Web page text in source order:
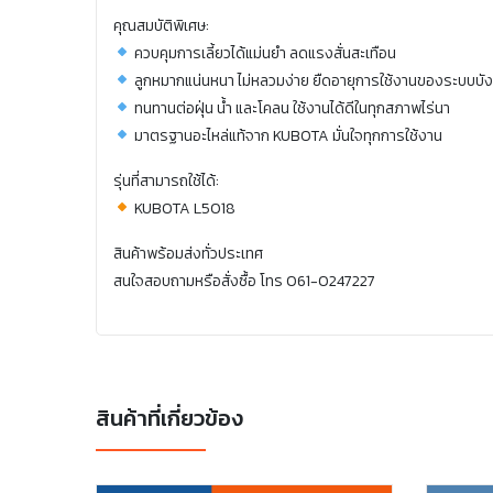
คุณสมบัติพิเศษ:
ควบคุมการเลี้ยวได้แม่นยำ ลดแรงสั่นสะเทือน
ลูกหมากแน่นหนา ไม่หลวมง่าย ยืดอายุการใช้งานของระบบบั
ทนทานต่อฝุ่น น้ำ และโคลน ใช้งานได้ดีในทุกสภาพไร่นา
มาตรฐานอะไหล่แท้จาก KUBOTA มั่นใจทุกการใช้งาน
รุ่นที่สามารถใช้ได้:
KUBOTA L5018
สินค้าพร้อมส่งทั่วประเทศ
สนใจสอบถามหรือสั่งซื้อ โทร 061-0247227
สินค้าที่เกี่ยวข้อง